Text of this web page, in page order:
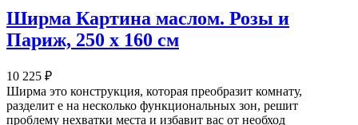
Ширма Картина маслом. Розы и
Париж, 250 х 160 см
10 225 ₽
Ширма это конструкция, которая преобразит комнату,
разделит е на несколько функциональных зон, решит
проблему нехватки места и избавит вас от необход